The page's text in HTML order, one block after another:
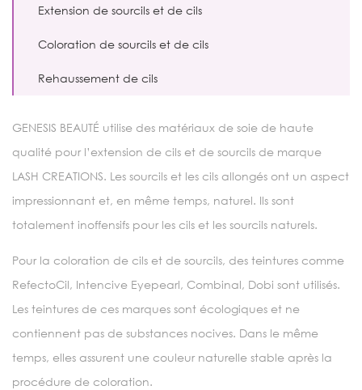
Extension de sourcils et de cils
Coloration de sourcils et de cils
Rehaussement de cils
GENESIS BEAUTÉ utilise des matériaux de soie de haute
qualité pour l’extension de cils et de sourcils de marque
LASH CREATIONS. Les sourcils et les cils allongés ont un aspect
impressionnant et, en même temps, naturel. Ils sont
totalement inoffensifs pour les cils et les sourcils naturels.
Pour la coloration de cils et de sourcils, des teintures comme
RefectoCil, Intencive Eyepearl, Combinal, Dobi sont utilisés.
Les teintures de ces marques sont écologiques et ne
contiennent pas de substances nocives. Dans le même
temps, elles assurent une couleur naturelle stable après la
procédure de coloration.